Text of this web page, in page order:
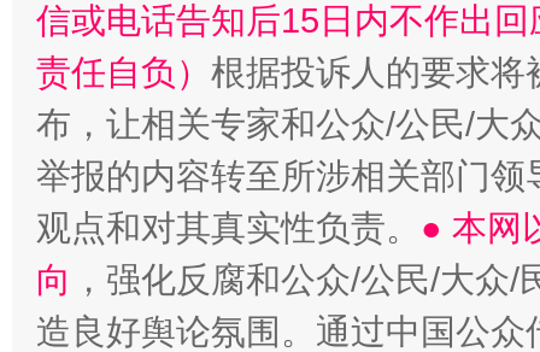
信或电话告知后15日内不作出
责任自负） 根据投诉人的要求将
布，让相关专家和公众/公民/大
举报的内容转至所涉相关部门
观点和对其真实性负责。 ● 本网
向 ，强化反腐和公众/公民/大众
造良好舆论氛围。通过中国公